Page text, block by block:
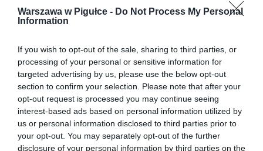
Warszawa w Pigułce - Do Not Process My Personal
Information
If you wish to opt-out of the sale, sharing to third parties, or
processing of your personal or sensitive information for
targeted advertising by us, please use the below opt-out
section to confirm your selection. Please note that after your
opt-out request is processed you may continue seeing
interest-based ads based on personal information utilized by
us or personal information disclosed to third parties prior to
your opt-out. You may separately opt-out of the further
disclosure of your personal information by third parties on the